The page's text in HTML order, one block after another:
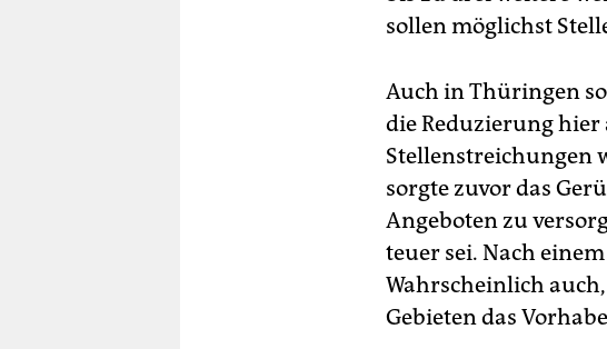
sollen möglichst
Auch in Thüringen
die Reduzierung
Stellenstreichungen
sorgte zuvor das
Angeboten zu
teuer sei. Nach
Wahrscheinlich
Gebieten das